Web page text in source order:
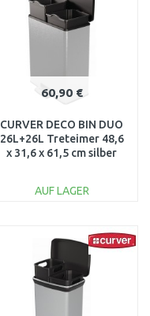
60,90 €
CURVER DECO BIN DUO
26L+26L Treteimer 48,6
x 31,6 x 61,5 cm silber
AUF LAGER
Vergleichen